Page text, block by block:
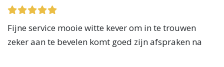
Fijne service mooie witte kever om in te trouwen
zeker aan te bevelen komt goed zijn afspraken na